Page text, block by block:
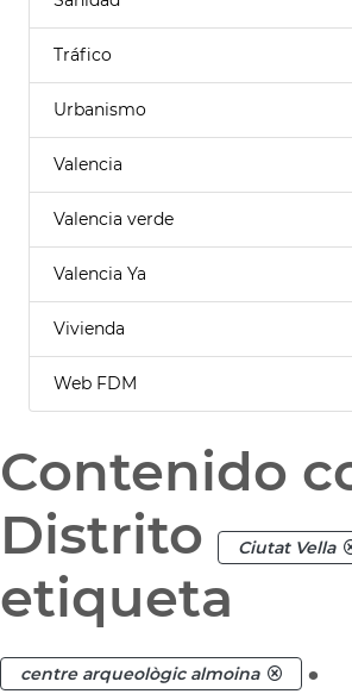
Tráfico
Urbanismo
Valencia
Valencia verde
Valencia Ya
Vivienda
Web FDM
Contenido
Distrito
Ciutat Vella
etiqueta
centre arqueològic almoina .